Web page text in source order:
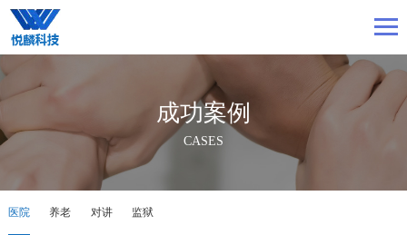
成功案例
CASES
医院 养老 对讲 监狱